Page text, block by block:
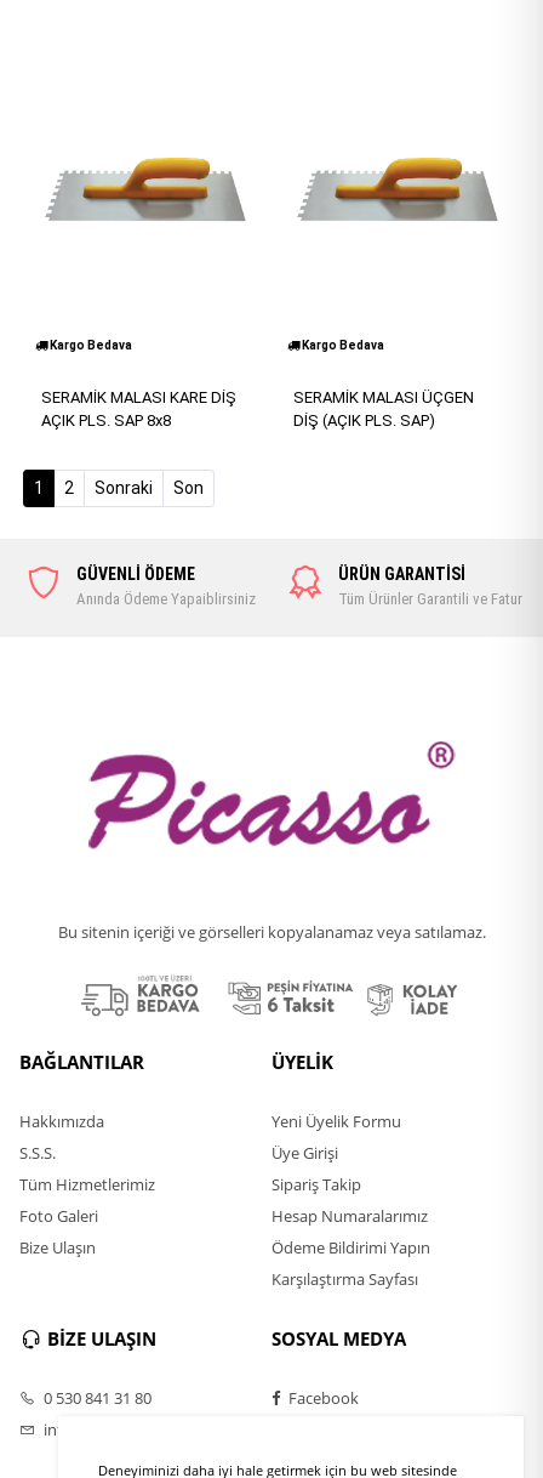
Deneyiminizi daha iyi hale getirmek için bu web sitesinde
Kargo Bedava
SERAMİK MALASI KARE DİŞ
AÇIK PLS. SAP 8x8
Kargo Bedava
SERAMİK MALASI ÜÇGEN
DİŞ (AÇIK PLS. SAP)
1 (current)
2 Sonraki Son
GÜVENLİ ÖDEME
Anında Ödeme Yapaiblirsiniz
ÜRÜN GARANTİSİ
Tüm Ürünler Garantili ve Faturalı
Bu sitenin içeriği ve görselleri kopyalanamaz veya satılamaz.
BAĞLANTILAR
Hakkımızda
S.S.S.
Tüm Hizmetlerimiz
Foto Galeri
Bize Ulaşın
ÜYELİK
Yeni Üyelik Formu
Üye Girişi
Sipariş Takip
Hesap Numaralarımız
Ödeme Bildirimi Yapın
Karşılaştırma Sayfası
BİZE ULAŞIN
0 530 841 31 80
info@rulofirca.com
SOSYAL MEDYA
Facebook
Instagram